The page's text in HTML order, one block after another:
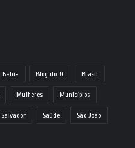
Bahia Blog do JC Brasil
Mulheres Municípios
Salvador Saúde São João